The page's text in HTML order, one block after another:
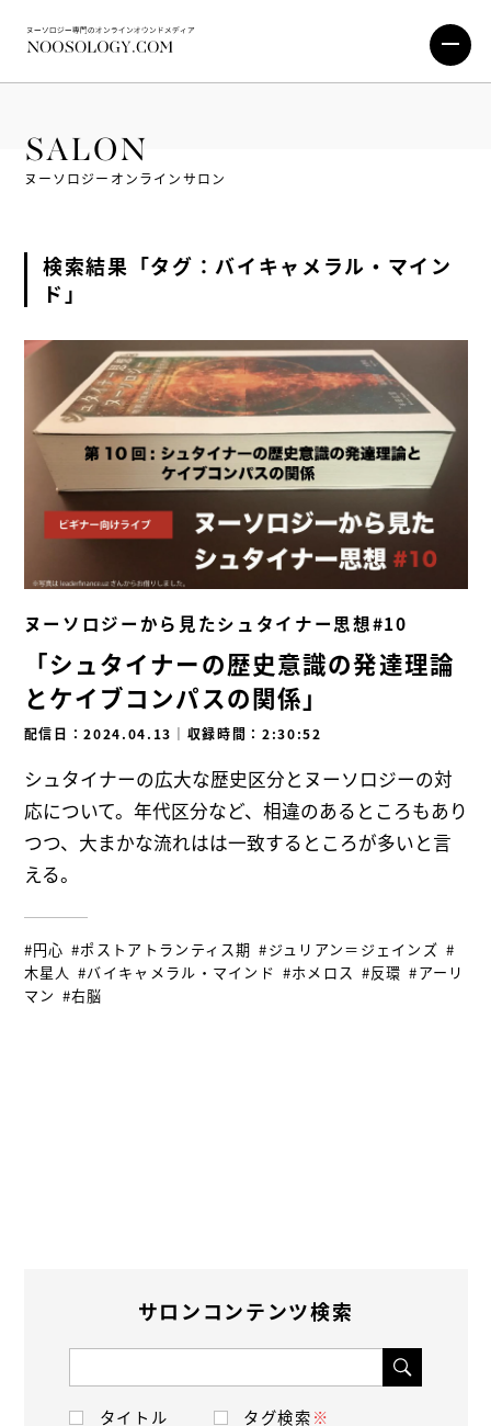
SALON
ヌーソロジーオンラインサロン
検索結果「タグ：バイキャメラル・マイン
ド」
ヌーソロジーから見たシュタイナー思想#10
「シュタイナーの歴史意識の発達理論
とケイブコンパスの関係」
配信日：2024.04.13 ｜ 収録時間：2:30:52
シュタイナーの広大な歴史区分とヌーソロジーの対
応について。年代区分など、相違のあるところもあり
つつ、大まかな流れはは一致するところが多いと言
える。
#円心 #ポストアトランティス期 #ジュリアン＝ジェインズ #
木星人 #バイキャメラル・マインド #ホメロス #反環 #アーリ
マン #右脳
サロンコンテンツ検索
タイトル タグ検索※